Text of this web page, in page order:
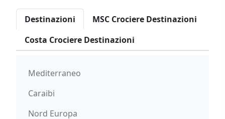
Destinazioni
MSC Crociere Destinazioni
Costa Crociere Destinazioni
Mediterraneo
Caraibi
Nord Europa